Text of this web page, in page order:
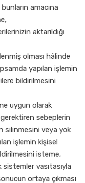
amacına
aktarıldığı
olması hâlinde
yapılan işlemin
bildirilmesini
uygun olarak
sebeplerin
silinmesini veya yok
işlemin kişisel
isteme,
vasıtasıyla
ortaya çıkması